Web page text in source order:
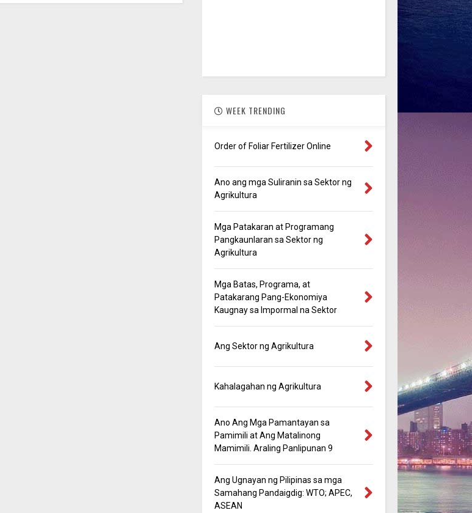
WEEK TRENDING
Order of Foliar Fertilizer Online
Ano ang mga Suliranin sa Sektor ng
Agrikultura
Mga Patakaran at Programang
Pangkaunlaran sa Sektor ng
Agrikultura
Mga Batas, Programa, at
Patakarang Pang-Ekonomiya
Kaugnay sa Impormal na Sektor
Ang Sektor ng Agrikultura
Kahalagahan ng Agrikultura
Ano Ang Mga Pamantayan sa
Pamimili at Ang Matalinong
Mamimili. Araling Panlipunan 9
Ang Ugnayan ng Pilipinas sa mga
Samahang Pandaigdig: WTO; APEC,
ASEAN